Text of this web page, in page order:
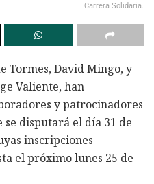
Carrera Solidaria.
Tormes, David Mingo, y
Valiente, han
y patrocinadores
disputará el día 31 de
inscripciones
el próximo lunes 25 de